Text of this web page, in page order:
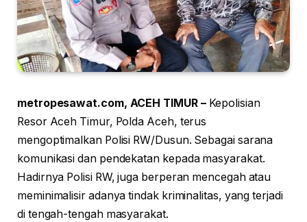
metropesawat.com, ACEH TIMUR –Kepolisian
Resor Aceh Timur, Polda Aceh, terus
mengoptimalkan Polisi RW/Dusun. Sebagai sarana
komunikasi dan pendekatan kepada masyarakat.
Hadirnya Polisi RW, juga berperan mencegah atau
meminimalisir adanya tindak kriminalitas, yang terjadi
di tengah-tengah masyarakat.